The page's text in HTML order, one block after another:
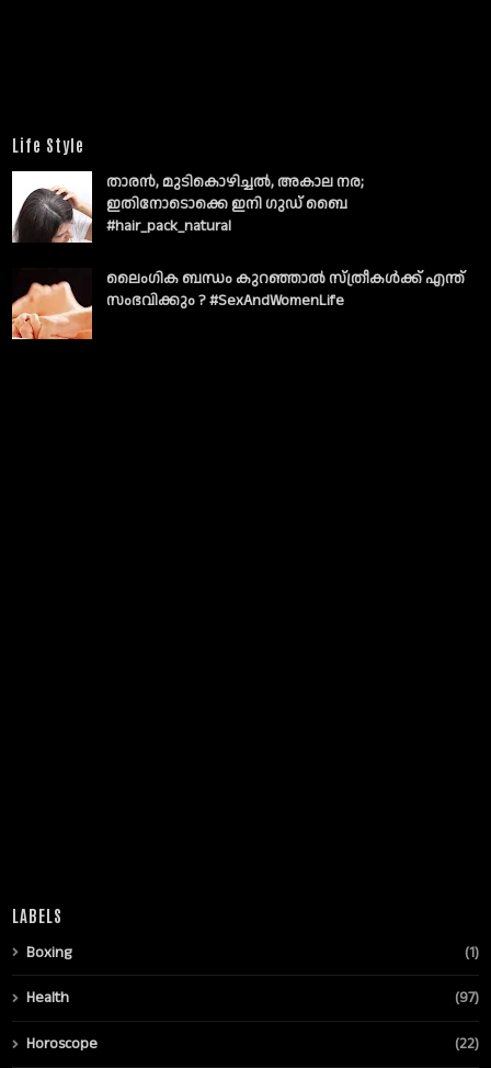
Life Style
താരൻ, മുടികൊഴിച്ചൽ, അകാല നര;
ഇതിനോടൊക്കെ ഇനി ഗുഡ് ബൈ
#hair_pack_natural
ലൈംഗിക ബന്ധം കുറഞ്ഞാല്‍ സ്ത്രീകള്‍ക്ക് എന്ത്
സംഭവിക്കും ? #SexAndWomenLife
LABELS
Boxing (1)
Health (97)
Horoscope (22)